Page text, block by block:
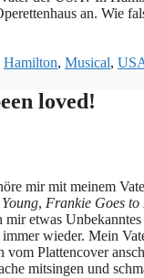
an. Wie
Hamilton, Musical,
loved!
mir mit meinem
, Frankie Goes
etwas
wieder. Mein
Plattencover
mitsingen und